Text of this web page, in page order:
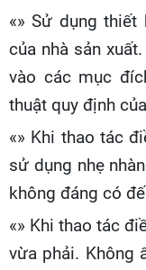
«» Sử dụng
của nhà sản
vào các mục
thuật quy định
«» Khi thao tác
sử dụng nhẹ
không đáng có
«» Khi thao tác
vừa phải. Không